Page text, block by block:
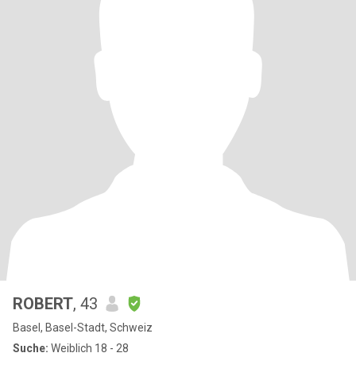
ROBERT, 43
Basel, Basel-Stadt, Schweiz
Suche: Weiblich 18 - 28